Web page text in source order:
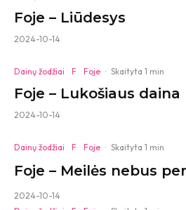
Foje – Liūdesys
2024-10-14
Dainų žodžiai F Foje · Skaityta 1 min
Foje – Lukošiaus daina
2024-10-14
Dainų žodžiai F Foje · Skaityta 1 min
Foje – Meilės nebus
2024-10-14